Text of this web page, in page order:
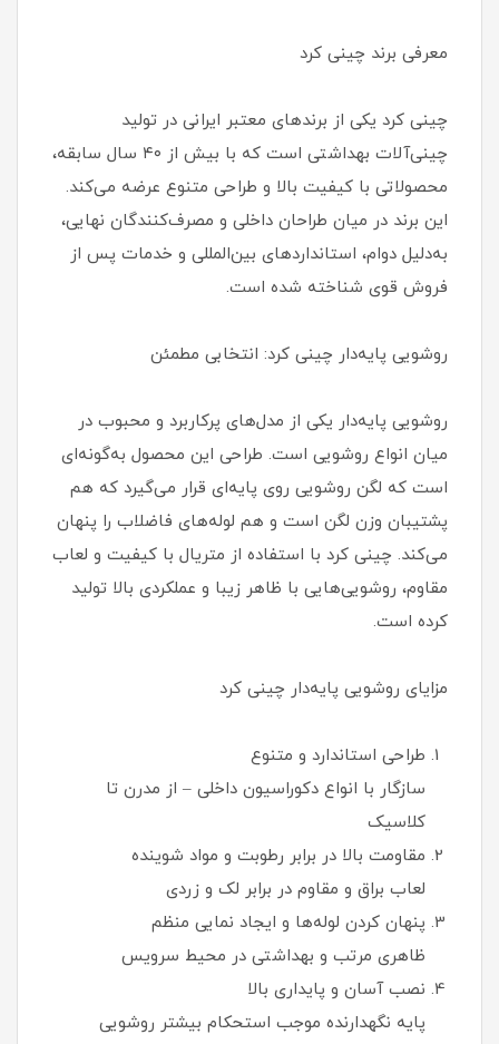
معرفی برند چینی کرد
چینی کرد یکی از برندهای معتبر ایرانی در تولید
چینی‌آلات بهداشتی است که با بیش از ۴۰ سال سابقه،
محصولاتی با کیفیت بالا و طراحی متنوع عرضه می‌کند.
این برند در میان طراحان داخلی و مصرف‌کنندگان نهایی،
به‌دلیل دوام، استانداردهای بین‌المللی و خدمات پس از
فروش قوی شناخته شده است.
روشویی پایه‌دار چینی کرد: انتخابی مطمئن
روشویی پایه‌دار یکی از مدل‌های پرکاربرد و محبوب در
میان انواع روشویی است. طراحی این محصول به‌گونه‌ای
است که لگن روشویی روی پایه‌ای قرار می‌گیرد که هم
پشتیبان وزن لگن است و هم لوله‌های فاضلاب را پنهان
می‌کند. چینی کرد با استفاده از متریال با کیفیت و لعاب
مقاوم، روشویی‌هایی با ظاهر زیبا و عملکردی بالا تولید
کرده است.
مزایای روشویی پایه‌دار چینی کرد
طراحی استاندارد و متنوع
سازگار با انواع دکوراسیون داخلی – از مدرن تا
کلاسیک
مقاومت بالا در برابر رطوبت و مواد شوینده
لعاب براق و مقاوم در برابر لک و زردی
پنهان کردن لوله‌ها و ایجاد نمایی منظم
ظاهری مرتب و بهداشتی در محیط سرویس
نصب آسان و پایداری بالا
پایه نگهدارنده موجب استحکام بیشتر روشویی